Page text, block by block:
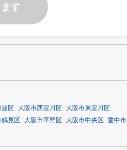
す
区 大阪市西淀川区
大阪市東淀川区
見区 大阪市平野区 大阪市中央区
豊中市